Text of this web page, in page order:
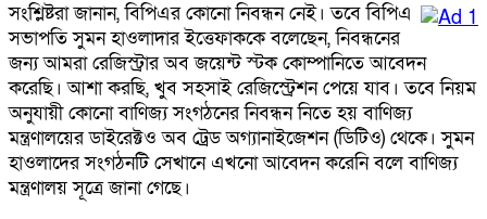
সংশ্লিষ্টরা জানান, বিপিএর কোনো নিবন্ধন নেই। তবে বিপিএ
সভাপতি সুমন হাওলাদার ইত্তেফাককে বলেছেন, নিবন্ধনের
জন্য আমরা রেজিস্ট্রার অব জয়েন্ট স্টক কোম্পানিতে আবেদন
করেছি। আশা করছি, খুব সহসাই রেজিস্ট্রেশন পেয়ে যাব। তবে নিয়ম
অনুযায়ী কোনো বাণিজ্য সংগঠনের নিবন্ধন নিতে হয় বাণিজ্য
মন্ত্রণালয়ের ডাইরেক্টও অব ট্রেড অগ্যানাইজেশন (ডিটিও) থেকে। সুমন
হাওলাদের সংগঠনটি সেখানে এখনো আবেদন করেনি বলে বাণিজ্য
মন্ত্রণালয় সূত্রে জানা গেছে।